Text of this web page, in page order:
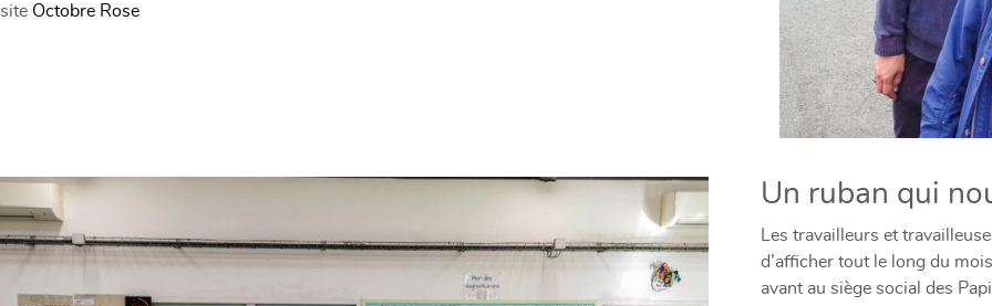
site Octobre Rose
Un ruban qui
Les travailleurs et
d’afficher tout le long du
avant au siège social des